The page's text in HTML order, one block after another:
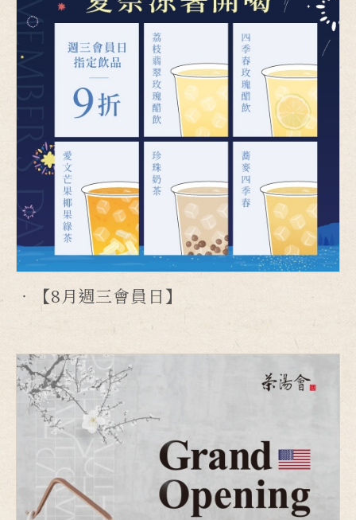
【8月週三會員日】